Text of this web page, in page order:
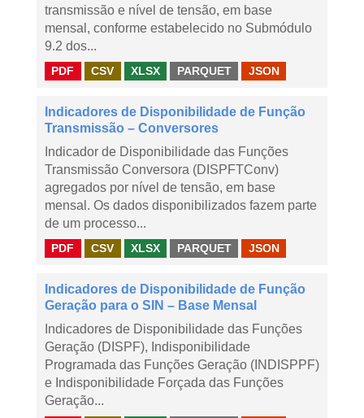
transmissão e nível de tensão, em base
mensal, conforme estabelecido no Submódulo
9.2 dos...
PDF CSV XLSX PARQUET JSON
Indicadores de Disponibilidade de Função
Transmissão – Conversores
Indicador de Disponibilidade das Funções
Transmissão Conversora (DISPFTConv)
agregados por nível de tensão, em base
mensal. Os dados disponibilizados fazem parte
de um processo...
PDF CSV XLSX PARQUET JSON
Indicadores de Disponibilidade de Função
Geração para o SIN – Base Mensal
Indicadores de Disponibilidade das Funções
Geração (DISPF), Indisponibilidade
Programada das Funções Geração (INDISPPF)
e Indisponibilidade Forçada das Funções
Geração...